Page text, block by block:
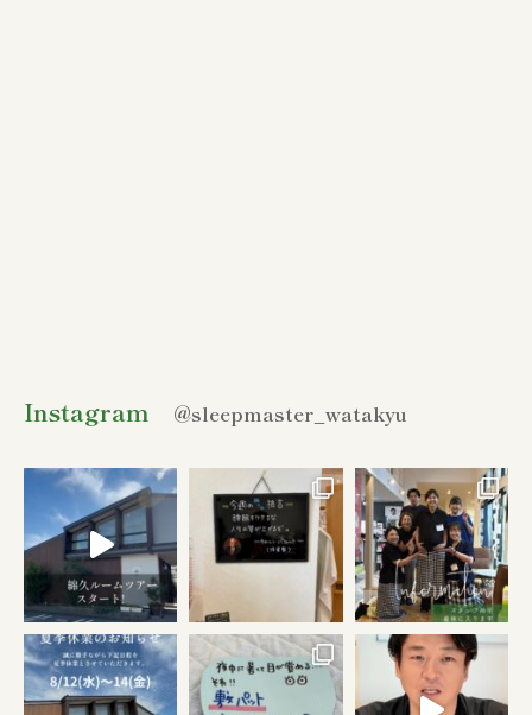
Instagram @sleepmaster_watakyu